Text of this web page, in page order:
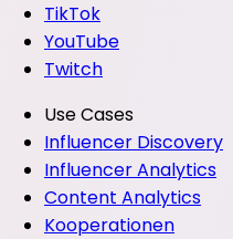
TikTok
YouTube
Twitch
Use Cases
Influencer Discovery
Influencer Analytics
Content Analytics
Kooperationen